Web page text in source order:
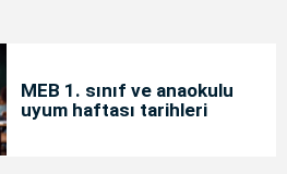
MEB 1. sınıf ve anaokulu
uyum haftası tarihleri